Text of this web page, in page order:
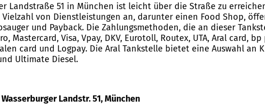
Landstraße 51 in München ist leicht über die Straße zu
von Dienstleistungen an, darunter einen Food Shop,
und Payback. Die Zahlungsmethoden, die an dieser
Mastercard, Visa, Vpay, DKV, Eurotoll, Routex, UTA, Aral card,
card und Logpay. Die Aral Tankstelle bietet eine Auswahl an
Ultimate Diesel.
Landstr. 51, München